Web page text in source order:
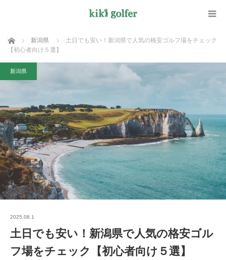
ホーム 新潟県
土日でも安い！新潟県で人気の格安ゴルフ場をチェック
【初心者向け５選】
新潟県
2025.08.1
土日でも安い！新潟県で人気の格安ゴル
フ場をチェック【初心者向け５選】